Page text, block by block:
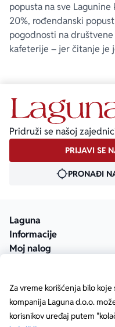
Za vreme korišćenja bilo
kompanija Laguna d.o.o.
korisnikov uređaj putem
popusta na sve
20%, rođendanski
pogodnosti na
kafeterije – jer čitanje je
Pridruži se našoj
PRIJAVI SE
PRONAĐI
Laguna
Informacije
Moj nalog